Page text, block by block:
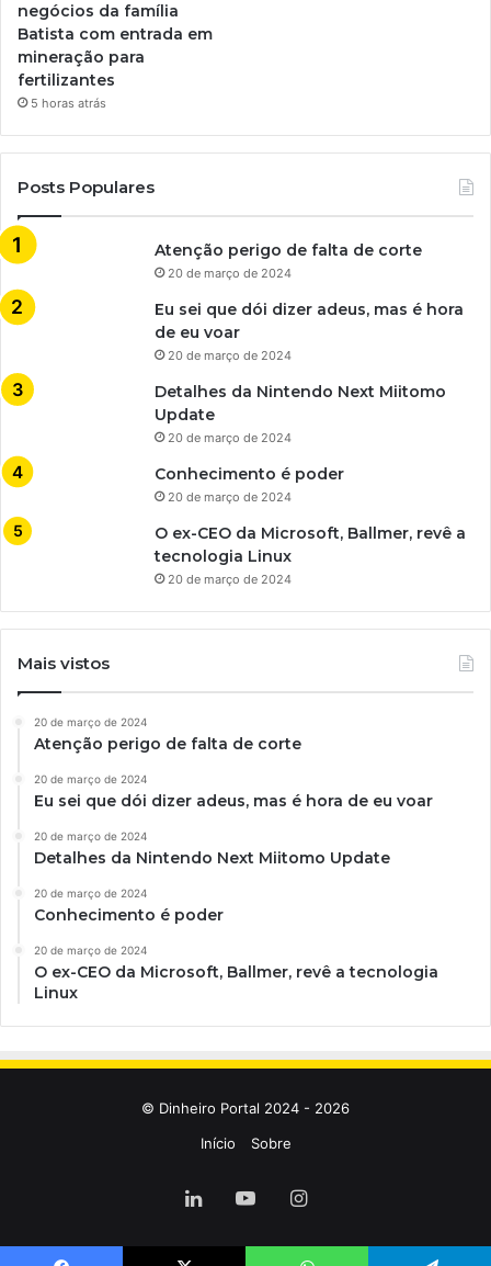
negócios da família
Batista com entrada em
mineração para
fertilizantes
5 horas atrás
Posts Populares
Atenção perigo de falta de corte
20 de março de 2024
Eu sei que dói dizer adeus, mas é hora
de eu voar
20 de março de 2024
Detalhes da Nintendo Next Miitomo
Update
20 de março de 2024
Conhecimento é poder
20 de março de 2024
O ex-CEO da Microsoft, Ballmer, revê a
tecnologia Linux
20 de março de 2024
Mais vistos
20 de março de 2024
Atenção perigo de falta de corte
20 de março de 2024
Eu sei que dói dizer adeus, mas é hora de eu voar
20 de março de 2024
Detalhes da Nintendo Next Miitomo Update
20 de março de 2024
Conhecimento é poder
20 de março de 2024
O ex-CEO da Microsoft, Ballmer, revê a tecnologia
Linux
© Dinheiro Portal 2024 - 2026
Início
Sobre
LinkedinYouTubeInstagram